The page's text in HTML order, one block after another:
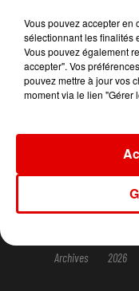
ACCUEIL
AGENDA
Conditions
Gestion
Archives 2026
Vous pouvez accepter en
sélectionnant les finalités
Vous pouvez également
accepter". Vos
pouvez mettre à jour vos
moment via le lien "Gérer